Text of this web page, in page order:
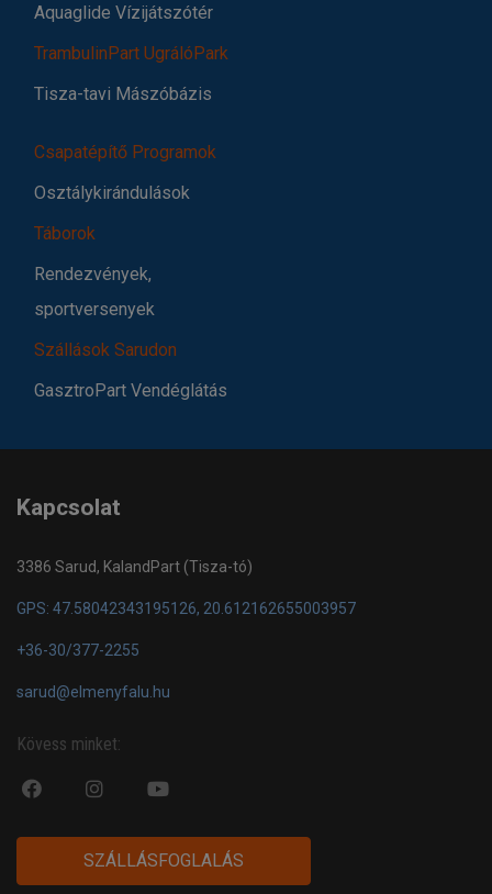
Aquaglide Vízijátszótér
TrambulinPart UgrálóPark
Tisza-tavi Mászóbázis
Csapatépítő Programok
Osztálykirándulások
Táborok
Rendezvények,
sportversenyek
Szállások Sarudon
GasztroPart Vendéglátás
Kapcsolat
3386 Sarud, KalandPart (Tisza-tó)
GPS: 47.58042343195126, 20.612162655003957
+36-30/377-2255
sarud@elmenyfalu.hu
Kövess minket:
fa
facebook-
official
instagram
fa
youtube-
play
SZÁLLÁSFOGLALÁS